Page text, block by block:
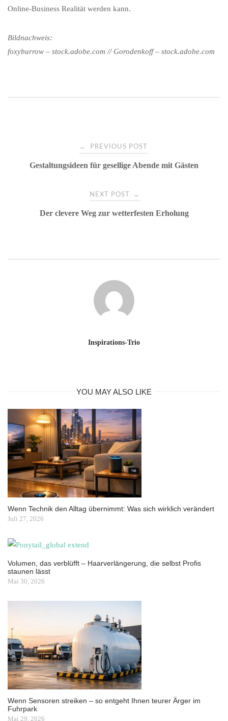
Online-Business Realität werden kann.
Bildnachweis:
foxyburrow – stock.adobe.com // Gorodenkoff – stock.adobe.com
navigation
← PREVIOUS POST
Gestaltungsideen für gesellige Abende mit Gästen
NEXT POST →
Der clevere Weg zur wetterfesten Erholung
Inspirations-Trio
YOU MAY ALSO LIKE
Wenn Technik den Alltag übernimmt: Was sich wirklich verändert
Juli 27, 2026
Volumen, das verblüfft – Haarverlängerung, die selbst Profis
staunen lässt
Mai 30, 2026
Wenn Sensoren streiken – so entgeht Ihnen teurer Ärger im
Fuhrpark
Mai 29, 2026